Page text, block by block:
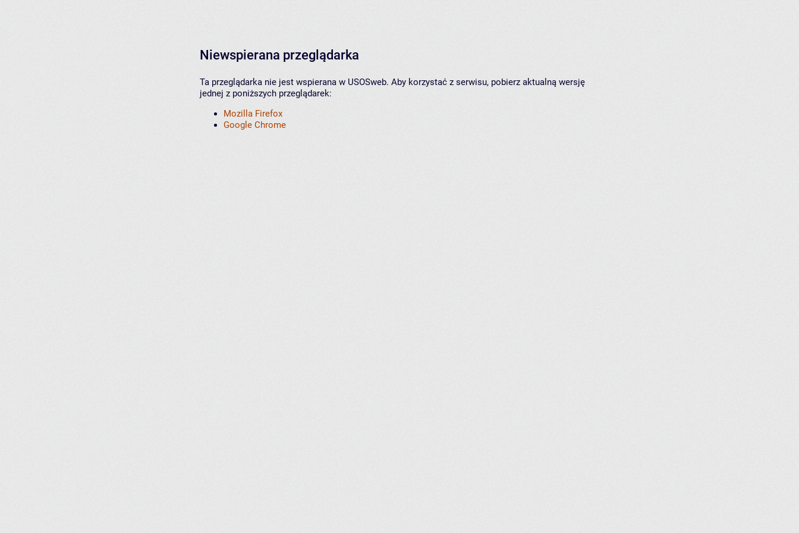
Niewspierana przeglądarka
Ta przeglądarka nie jest wspierana w USOSweb. Aby korzystać z serwisu, pobierz aktualną wersję
jednej z poniższych przeglądarek:
Mozilla Firefox
Google Chrome